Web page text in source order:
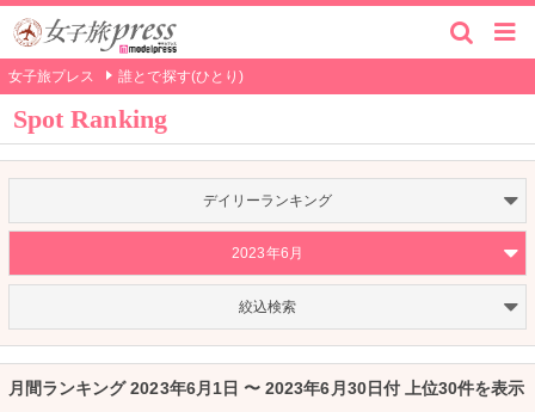
女子旅プレス 誰とで探す(ひとり)
Spot Ranking
デイリーランキング
2023年6月
絞込検索
月間ランキング 2023年6月1日 〜 2023年6月30日付 上位30件を表示